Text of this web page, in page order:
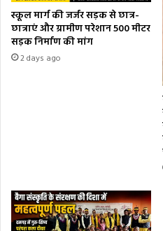
स्कूल मार्ग की जर्जर सड़क से छात्र-
छात्राएं और ग्रामीण परेशान 500 मीटर
सड़क निर्माण की मांग
2 days ago